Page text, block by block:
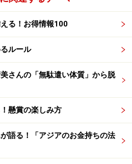
立投資のメリットや新
点を伺うと「こつこつ増えて
す。老後のために続けて良か
円の利益には満足以上です」と
べては私たち夫婦の老後のた
はかけたくないですので」と家
る！お得情報100
ルール
さんの「無駄遣い体質」から脱
懸賞の楽しみ方
語る！「アジアのお金持ちの法